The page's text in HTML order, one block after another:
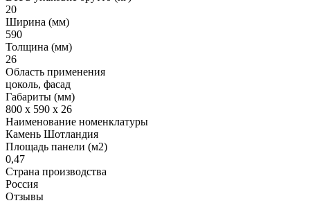
20
Ширина (мм)
590
Толщина (мм)
26
Область применения
цоколь, фасад
Габариты (мм)
800 x 590 x 26
Наименование номенклатуры
Камень Шотландия
Площадь панели (м2)
0,47
Страна производства
Россия
Отзывы